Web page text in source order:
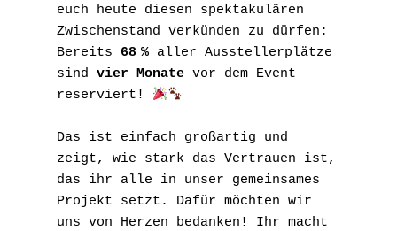
euch heute diesen spektakulären
Zwischenstand verkünden zu dürfen:
Bereits 68 % aller Ausstellerplätze
sind vier Monate vor dem Event
reserviert!
Das ist einfach großartig und
zeigt, wie stark das Vertrauen ist,
das ihr alle in unser gemeinsames
Projekt setzt. Dafür möchten wir
uns von Herzen bedanken! Ihr macht